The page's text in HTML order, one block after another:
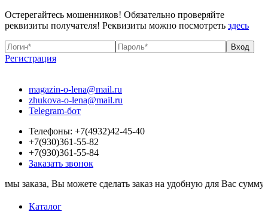
Остерегайтесь мошенников! Обязательно проверяйте
реквизиты получателя! Реквизиты можно посмотреть здесь
Регистрация
magazin-o-lena@mail.ru
zhukova-o-lena@mail.ru
Telegram-бот
Телефоны: +7(4932)42-45-40
+7(930)361-55-82
+7(930)361-55-84
Заказать звонок
Вы можете сделать заказ на удобную для Вас сумму. Все
Каталог